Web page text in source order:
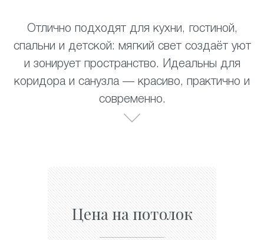
Отлично подходят для кухни, гостиной,
спальни и детской: мягкий свет создаёт уют
и зонирует пространство. Идеальны для
коридора и санузла — красиво, практично и
современно.
Цена на потолок